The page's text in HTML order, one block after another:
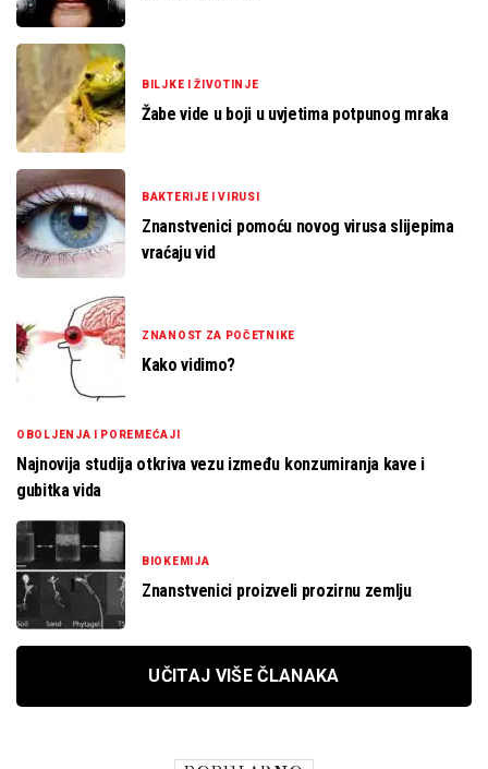
BILJKE I ŽIVOTINJE
Žabe vide u boji u uvjetima potpunog mraka
BAKTERIJE I VIRUSI
Znanstvenici pomoću novog virusa slijepima
vraćaju vid
ZNANOST ZA POČETNIKE
Kako vidimo?
OBOLJENJA I POREMEĆAJI
Najnovija studija otkriva vezu između konzumiranja kave i
gubitka vida
BIOKEMIJA
Znanstvenici proizveli prozirnu zemlju
UČITAJ VIŠE ČLANAKA